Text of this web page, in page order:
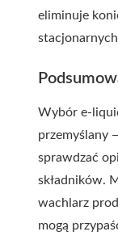
eliminuje
Wybór e-
przemyślany
sprawdzać
składników.
wachlarz
mogą